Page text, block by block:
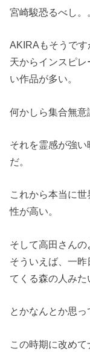
宮崎駿恐るべし。
AKIRAもそうです
天からインスピ
い作品が多い。
何かしら集合無意
それを霊感が強
だ。
これから本当に
性が高い。
そして高田さんの
そういえば、一
てくる森の人みた
とかなんとか思っ
この時期に改め